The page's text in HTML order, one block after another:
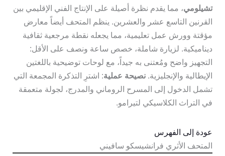
تشيلومي، مما يقدم نظرة أصيلة على الإنتاج الفني الإقليمي بين
القرنين التاسع عشر والعشرين. ينظم المتحف أيضاً معارض
مؤقتة وورش عمل تعليمية، مما يجعله نقطة مرجعية ثقافية
ديناميكية. لزيارة شاملة، خصص ساعة ونصف على الأقل:
التجهيز واضح ومُعتنى به جيداً، مع لوحات توضيحية باللغتين
الإيطالية والإنجليزية. نصيحة عملية: اشترِ التذكرة المجمعة التي
تشمل الدخول إلى المسرح الروماني والمدرج، لجولة متعمقة
في التراث الكلاسيكي لتيرامو.
المتحف الأثري فرانشيسكو سافيني
عودة إلى الفهرس